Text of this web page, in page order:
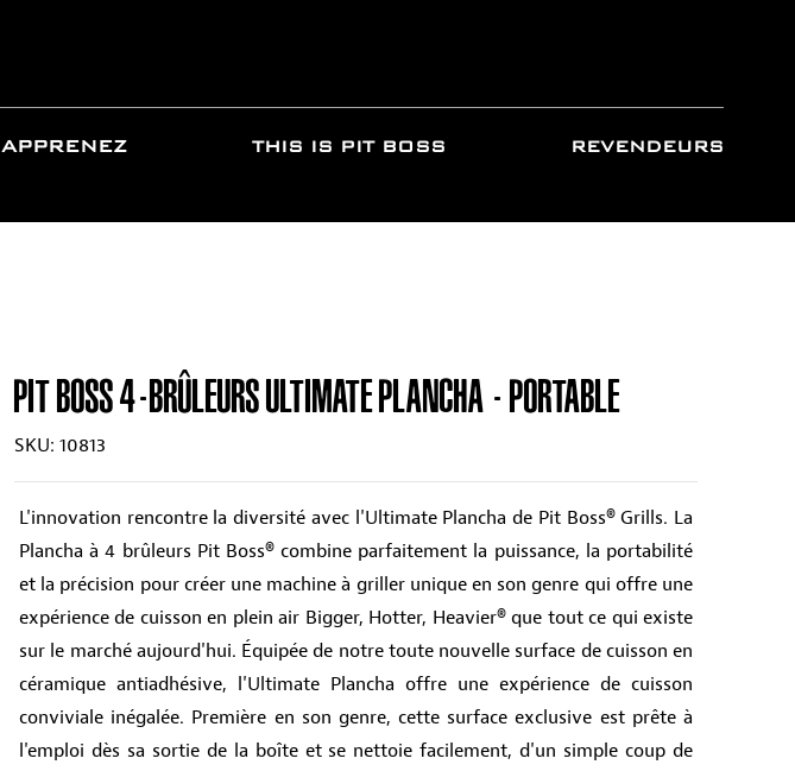
APPRENEZ THIS IS PIT BOSS REVENDEURS
PIT BOSS 4-BRÛLEURS ULTIMATE PLANCHA - PORTABLE
SKU: 10813
L'innovation rencontre la diversité avec l'Ultimate Plancha de Pit Boss® Grills. La
Plancha à 4 brûleurs Pit Boss® combine parfaitement la puissance, la portabilité
et la précision pour créer une machine à griller unique en son genre qui offre une
expérience de cuisson en plein air Bigger, Hotter, Heavier® que tout ce qui existe
sur le marché aujourd'hui. Équipée de notre toute nouvelle surface de cuisson en
céramique antiadhésive, l'Ultimate Plancha offre une expérience de cuisson
conviviale inégalée. Première en son genre, cette surface exclusive est prête à
l'emploi dès sa sortie de la boîte et se nettoie facilement, d'un simple coup de